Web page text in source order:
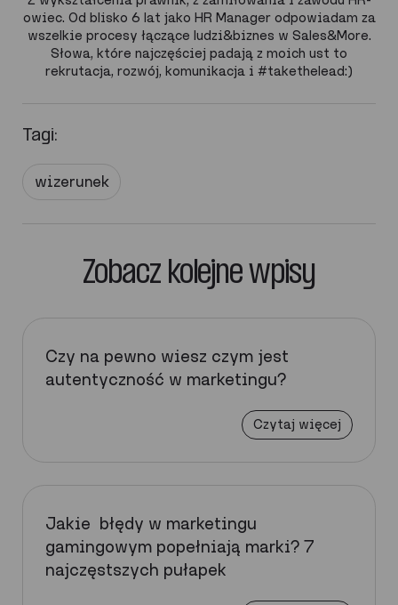
owiec. Od blisko 6 lat jako HR Manager odpowiadam za
wszelkie procesy łączące ludzi&biznes w Sales&More.
Słowa, które najczęściej padają z moich ust to
rekrutacja, rozwój, komunikacja i #takethelead:)
Tagi:
wizerunek
Zobacz kolejne wpisy
Czy na pewno wiesz czym jest
autentyczność w marketingu?
Czytaj więcej
Jakie błędy w marketingu
gamingowym popełniają marki? 7
najczęstszych pułapek